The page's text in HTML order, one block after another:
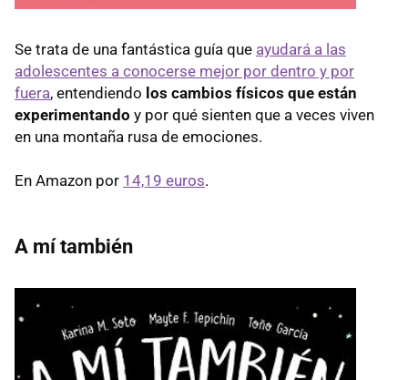
Se trata de una fantástica guía que ayudará a las
adolescentes a conocerse mejor por dentro y por
fuera, entendiendo los cambios físicos que están
experimentando y por qué sienten que a veces viven
en una montaña rusa de emociones.
En Amazon por 14,19 euros.
A mí también